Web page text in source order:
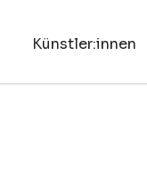
Künstler:innen